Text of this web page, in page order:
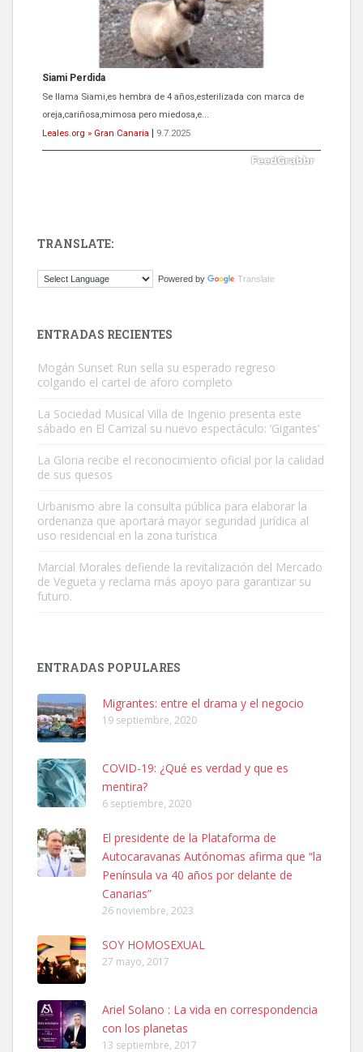
Siami Perdida
Se llama Siami,es hembra de 4 años,esterilizada con marca de
oreja,cariñosa,mimosa pero miedosa,e...
Leales.org » Gran Canaria
9.7.2025
El ayuntamiento se va a llevar a Los Gatos callejeros de la zona los
Este gato macho ha aparecido en la calle hace menos de un mes,
Leales.org » Gran Canaria | 9.7.2025
Leales.org » Gran Canaria
SHIBA PERDIDO AVDA JOSE MESA Y LOPEZ
PERRO MACHO RAZA SHIBA CON MICROCHIP PERDIDO HOY
06/07/2025 ZONA MESA Y LOPEZ. ES MUY ASUSTADIZO
Leales.org » Gran Canaria
6.7.2025
Ninfa perdida
El día 5 se los perdió una ninfa papillera, asustada tiene miedo a la
TRANSLATE:
Powered by Translate
ENTRADAS RECIENTES
Mogán Sunset Run sella su esperado regreso
colgando el cartel de aforo completo
La Sociedad Musical Villa de Ingenio presenta este
sábado en El Carrizal su nuevo espectáculo: ‘Gigantes’
La Gloria recibe el reconocimiento oficial por la calidad
de sus quesos
Urbanismo abre la consulta pública para elaborar la
ordenanza que aportará mayor seguridad jurídica al
uso residencial en la zona turística
Marcial Morales defiende la revitalización del Mercado
de Vegueta y reclama más apoyo para garantizar su
futuro.
ENTRADAS POPULARES
Migrantes: entre el drama y el negocio
19 septiembre, 2020
COVID-19: ¿Qué es verdad y que es
mentira?
6 septiembre, 2020
El presidente de la Plataforma de
Autocaravanas Autónomas afirma que “la
Península va 40 años por delante de
Canarias”
26 noviembre, 2023
SOY HOMOSEXUAL
27 mayo, 2017
Ariel Solano : La vida en correspondencia
con los planetas
13 septiembre, 2017